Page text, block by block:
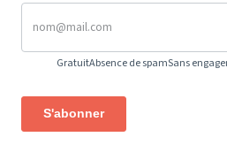
GratuitAbsence de spamSans
S'abonner